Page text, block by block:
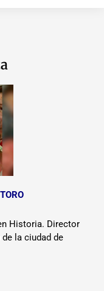
Historia. Director
la ciudad de